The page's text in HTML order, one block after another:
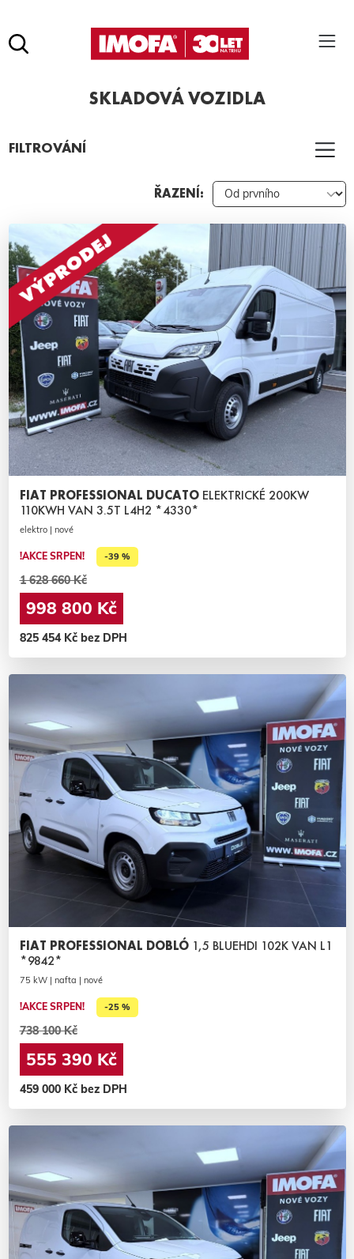
Pro vyhledávání zadejte alespoň 3 znaky.
SKLADOVÁ VOZIDLA
FILTROVÁNÍ
ŘAZENÍ:
FIAT PROFESSIONAL DUCATO ELEKTRICKÉ 200KW
110KWH VAN 3.5T L4H2 *4330*
elektro | nové
!AKCE SRPEN! -39 %
1 628 660 Kč
998 800 Kč
825 454 Kč bez DPH
FIAT PROFESSIONAL DOBLÓ 1,5 BLUEHDI 102K VAN L1
*9842*
75 kW | nafta | nové
!AKCE SRPEN! -25 %
738 100 Kč
555 390 Kč
459 000 Kč bez DPH